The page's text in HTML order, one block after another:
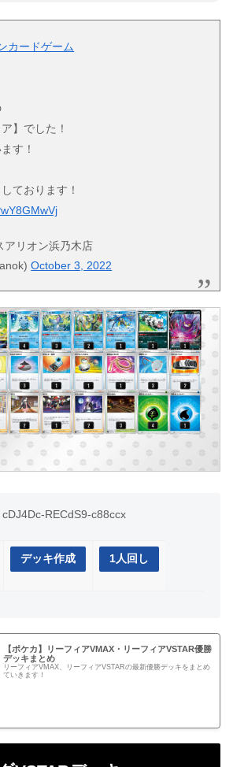
カードゲーム
】でした！
す！
ております！
リオン浜乃木店
October 3, 2022
cDJ4Dc-RECdS9-c88ccx
デッキ作成 1人回し
【ポケカ】リーフィアVMAX・リーフィアVSTAR優勝
デッキまとめ
リーフィアVMAX、リーフィアVSTARの最新優勝デッキをまとめ
ていきます！